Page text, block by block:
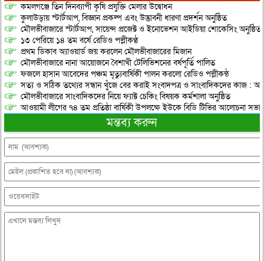
কমলগঞ্জে তিন দিনব্যাপী কৃষি প্রযুক্তি মেলার উদ্বোধন
কুলাউড়ায় স্টার্টআপ, বিজ্ঞান প্রকল্প এবং উদ্ভাবনী ধারণা প্রদর্শন অনুষ্ঠিত
মৌলভীবাজারে স্টার্টআপ, সায়েন্স প্রজেক্ট ও ইনোভেশন আইডিয়া শোকেসিং অনুষ্ঠিত
১৩ পেরিয়ে ১৪ তম বর্ষে রেডিও পল্লীকণ্ঠ
প্রথম ডিকাব অ্যাওয়ার্ড জয় করলেন মৌলভীবাজারের মিজান
মৌলভীবাজারে নানা আয়োজনে বৈশাখী টেলিভিশনের বর্ষপূর্তি পালিত
ফজলে হাসান আবেদের পঞ্চম মৃত্যুবার্ষিকী পালন করলো রেডিও পল্লীকন্ঠ
সত্য ও সঠিক তথ্যের সন্ধান খুঁজে বের করাই সংবাদপত্র ও সাংবাদিকদের কাজ :
মৌলভীবাজারে সাংবাদিকদের নিয়ে ফ্যাক্ট চেকিং বিষয়ক কর্মশালা অনুষ্ঠিত
আওয়ামী লীগের ৭৪ তম প্রতিষ্ঠা বার্ষিকী উপলক্ষে ইউকে বিডি টিভির আলোচনা সভা
মন্তব্য করুন